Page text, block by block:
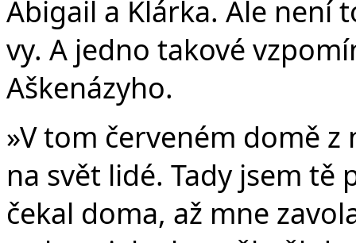
Abigail a Klárka. Ale není
vy. A jedno takové
Aškenázyho.
»V tom červeném domě
na svět lidé. Tady jsem
čekal doma, až mne